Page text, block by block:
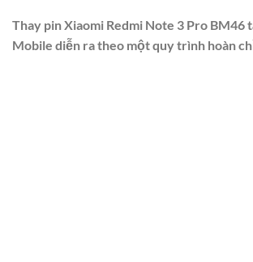
Thay pin Xiaomi Redmi Note 3 Pro BM46
Mobile diễn ra theo một quy trình hoàn